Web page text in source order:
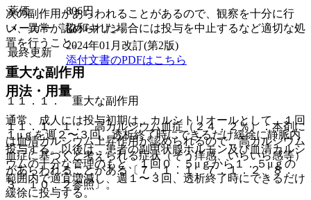
次の副作用があらわれることがあるので、観察を十分に行
い、異常が認められた場合には投与を中止するなど適切な処
置を行うこと。
重大な副作用
１１．１． 重大な副作用
１１．１．１． 高カルシウム血症（２４．２％）：本剤に
は血清カルシウム上昇作用が認められるので、高カルシウム
血症に基づくと考えられる症状（そう痒感、いらいら感等）
があらわれることがある〔７．１．１、７．１．２、８．
３、１０．２参照〕。
薬価
806円
メーカー
協和キリン
最終更新
2024年01月改訂(第2版)
添付文書のPDFはこちら
用法・用量
通常、成人には投与初期は、カルシトリオールとして、１回
１μｇを週２〜３回、透析終了時にできるだけ緩徐に静脈内
投与する。以後は、患者の副甲状腺ホルモン及び血清カルシ
ウムの十分な管理のもと、１回０．５μｇから１．５μｇの
範囲内で適宜増減し、週１〜３回、透析終了時にできるだけ
緩徐に投与する。